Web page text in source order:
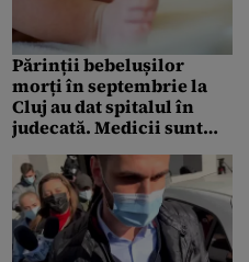
Părinții bebelușilor
morți în septembrie la
Cluj au dat spitalul în
judecată. Medicii sunt
culpă